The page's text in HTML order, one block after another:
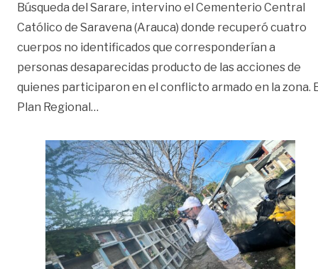
Búsqueda del Sarare, intervino el Cementerio Central
Católico de Saravena (Arauca) donde recuperó cuatro
cuerpos no identificados que corresponderían a
personas desaparecidas producto de las acciones de
quienes participaron en el conflicto armado en la zona.
Plan Regional…